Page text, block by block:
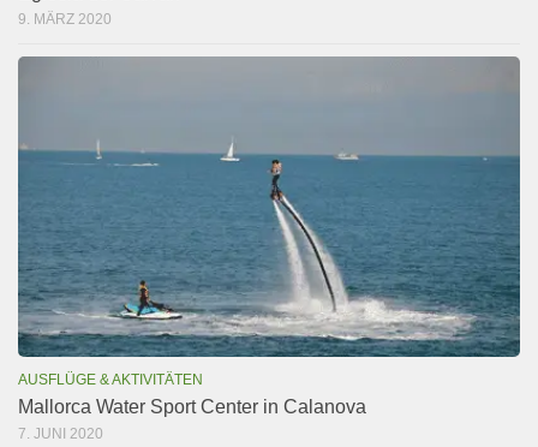
9. MÄRZ 2020
AUSFLÜGE & AKTIVITÄTEN
Mallorca Water Sport Center in Calanova
7. JUNI 2020